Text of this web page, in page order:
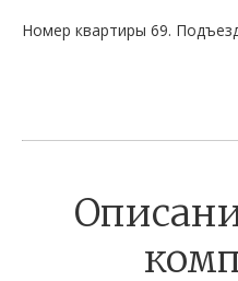
Номер квартиры 69.